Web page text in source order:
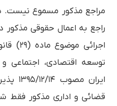
مراجع مذکور مسموع نیست.
راجع به اعمال حقوقی
اجرائی
توسعه اقتصادی، اجتماعی
قضائی و اداری مذکور فقط